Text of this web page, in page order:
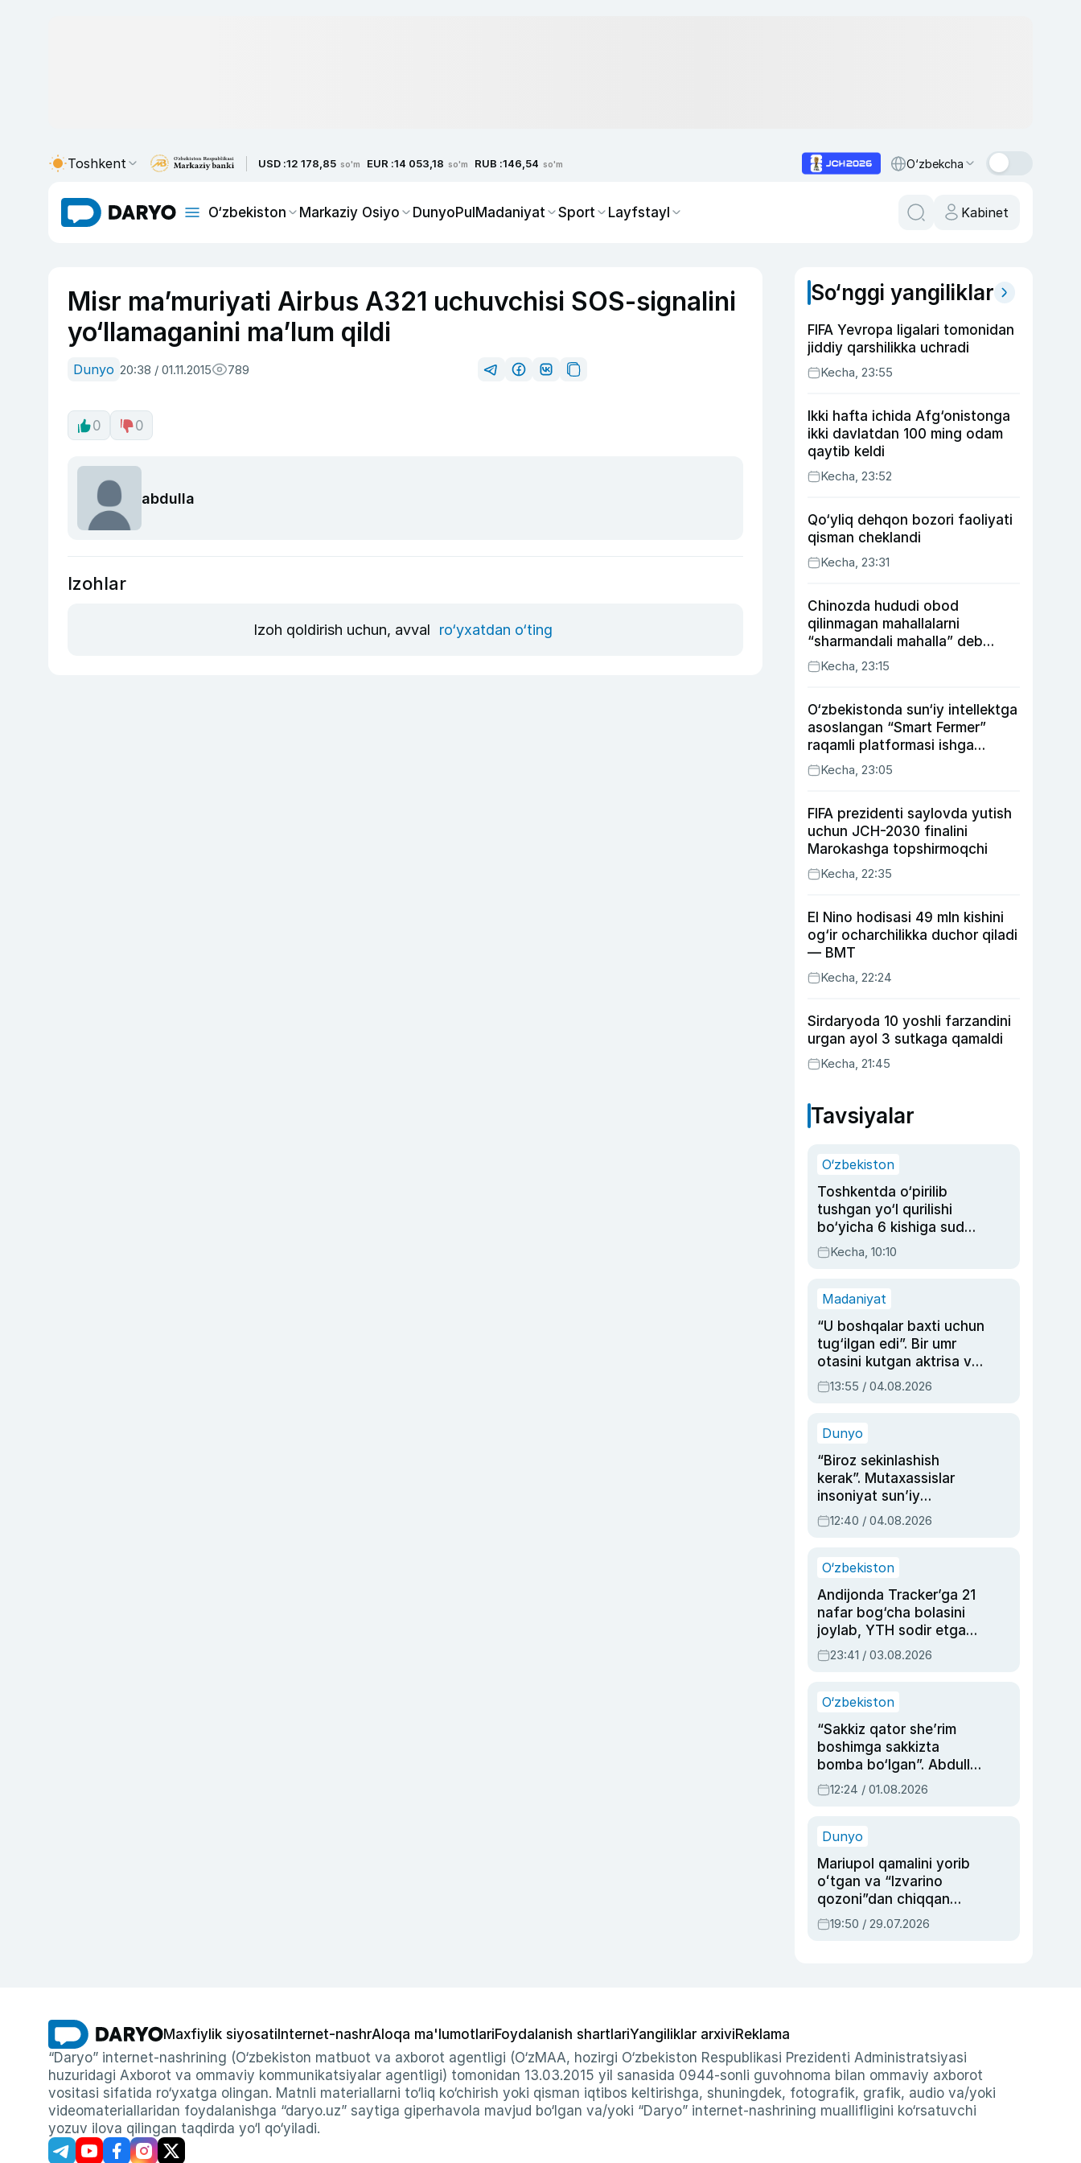
Toshkent USD :12 178,85 so'm EUR :14 053,18 so'm RUB :146,54 so'm O‘zbekcha
O‘zbekiston Markaziy Osiyo DunyoPulMadaniyat Sport Layfstayl Kabinet
Misr ma’muriyati Airbus A321 uchuvchisi SOS-signalini
yo‘llamaganini ma’lum qildi
Dunyo 20:38 / 01.11.2015 789
0 0
abdulla
Izohlar
Izoh qoldirish uchun, avval ro‘yxatdan o‘ting
So‘nggi yangiliklar
FIFA Yevropa ligalari tomonidan
jiddiy qarshilikka uchradi
Kecha, 23:55
Ikki hafta ichida Afg‘onistonga
ikki davlatdan 100 ming odam
qaytib keldi
Kecha, 23:52
Qo‘yliq dehqon bozori faoliyati
qisman cheklandi
Kecha, 23:31
Chinozda hududi obod
qilinmagan mahallalarni
“sharmandali mahalla” deb
belgilash boshlandi
Kecha, 23:15
O‘zbekistonda sun‘iy intellektga
asoslangan “Smart Fermer”
raqamli platformasi ishga
tushiriladi
Kecha, 23:05
FIFA prezidenti saylovda yutish
uchun JCH-2030 finalini
Marokashga topshirmoqchi
Kecha, 22:35
El Nino hodisasi 49 mln kishini
og‘ir ocharchilikka duchor qiladi
— BMT
Kecha, 22:24
Sirdaryoda 10 yoshli farzandini
urgan ayol 3 sutkaga qamaldi
Kecha, 21:45
Tavsiyalar
O‘zbekiston
Toshkentda o‘pirilib
tushgan yo‘l qurilishi
bo‘yicha 6 kishiga sud
hukmi o‘qildi
Kecha, 10:10
Madaniyat
“U boshqalar baxti uchun
tug‘ilgan edi”. Bir umr
otasini kutgan aktrisa va
dublyaj ustasi Rimma
Ahmedovaning
13:55 / 04.08.2026
Dunyo
“Biroz sekinlashish
kerak”. Mutaxassislar
insoniyat sun’iy
intellektni boshqara
olmay qolishidan xavotir
12:40 / 04.08.2026
O‘zbekiston
Andijonda Tracker’ga 21
nafar bog‘cha bolasini
joylab, YTH sodir etgan
ayolga sud hukmi o‘qildi
23:41 / 03.08.2026
O‘zbekiston
“Sakkiz qator she’rim
boshimga sakkizta
bomba bo‘lgan”. Abdulla
Oripovni siyosiy
ayblovlardan asrab
12:24 / 01.08.2026
Dunyo
Mariupol qamalini yorib
oʻtgan va “Izvarino
qozoni”dan chiqqan
qahramon — Ukraina
armiyasi bosh
19:50 / 29.07.2026
Maxfiylik siyosati Internet-nashrAloqa ma'lumotlariFoydalanish shartlariYangiliklar arxiviReklama
“Daryo” internet-nashrining (O‘zbekiston matbuot va axborot agentligi (O‘zMAA, hozirgi O‘zbekiston Respublikasi Prezidenti Administratsiyasi
huzuridagi Axborot va ommaviy kommunikatsiyalar agentligi) tomonidan 13.03.2015 yil sanasida 0944-sonli guvohnoma bilan ommaviy axborot
vositasi sifatida ro‘yxatga olingan. Matnli materiallarni to‘liq ko‘chirish yoki qisman iqtibos keltirishga, shuningdek, fotografik, grafik, audio va/yoki
videomateriallaridan foydalanishga “daryo.uz” saytiga giperhavola mavjud bo‘lgan va/yoki “Daryo” internet-nashrining muallifligini ko‘rsatuvchi
yozuv ilova qilingan taqdirda yo‘l qo‘yiladi.